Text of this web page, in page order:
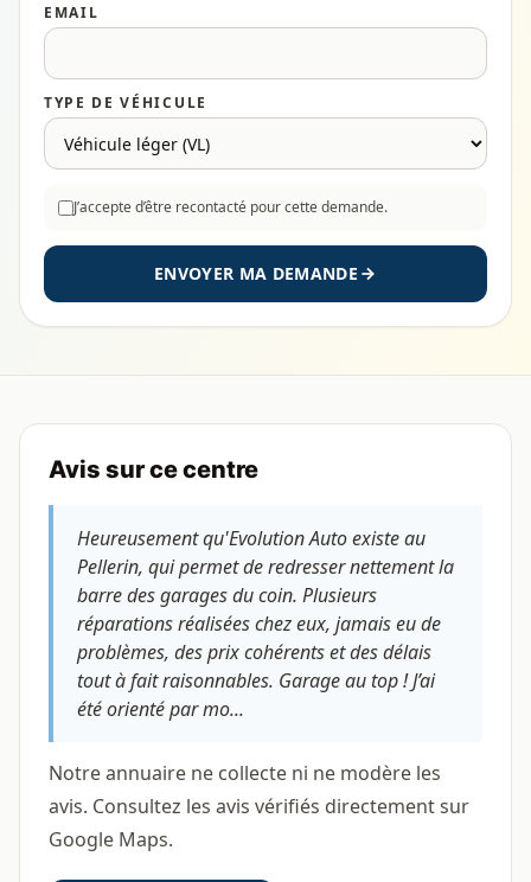
EMAIL
TYPE DE VÉHICULE
J’accepte d’être recontacté pour cette demande.
ENVOYER MA DEMANDE
Avis sur ce centre
Heureusement qu'Evolution Auto existe au
Pellerin, qui permet de redresser nettement la
barre des garages du coin. Plusieurs
réparations réalisées chez eux, jamais eu de
problèmes, des prix cohérents et des délais
tout à fait raisonnables. Garage au top ! J’ai
été orienté par mo...
Notre annuaire ne collecte ni ne modère les
avis. Consultez les avis vérifiés directement sur
Google Maps.